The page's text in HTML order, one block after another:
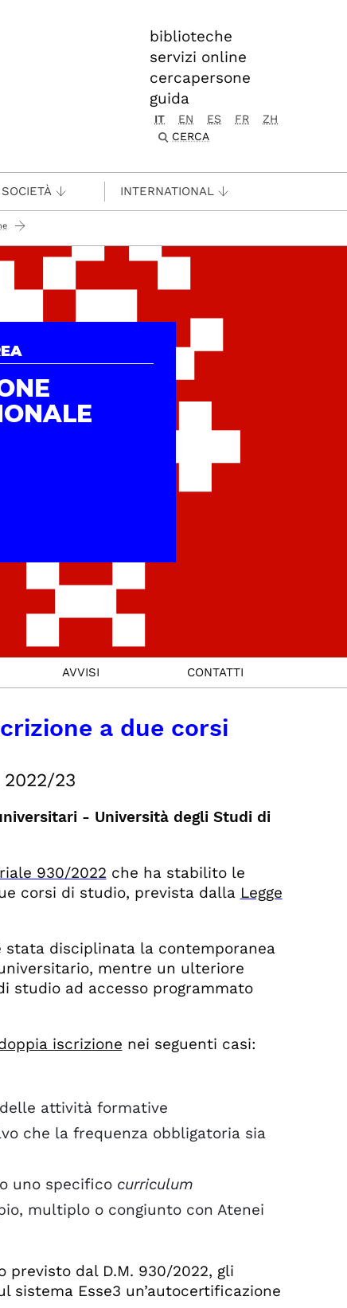
biblioteche
servizi online
cercapersone
guida
IT EN ES FR
ZH
CERCA
INTERNATIONAL
AVVISI CONTATTI
a due corsi
2022/23
- Università degli Studi di
930/2022 che ha stabilito le
corsi di studio, prevista dalla Legge
stata disciplinata la contemporanea
mentre un ulteriore
studio ad accesso programmato
iscrizione nei seguenti casi:
attività formative
che la frequenza obbligatoria sia
uno specifico curriculum
multiplo o congiunto con Atenei
previsto dal D.M. 930/2022, gli
Esse3 un’autocertificazione